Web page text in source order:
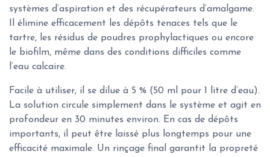
systèmes d’aspiration et des récupérateurs d’amalgame.
Il élimine efficacement les dépôts tenaces tels que le
tartre, les résidus de poudres prophylactiques ou encore
le biofilm, même dans des conditions difficiles comme
l’eau calcaire.
Facile à utiliser, il se dilue à 5 % (50 ml pour 1 litre d’eau).
La solution circule simplement dans le système et agit en
profondeur en 30 minutes environ. En cas de dépôts
importants, il peut être laissé plus longtemps pour une
efficacité maximale. Un rinçage final garantit la propreté